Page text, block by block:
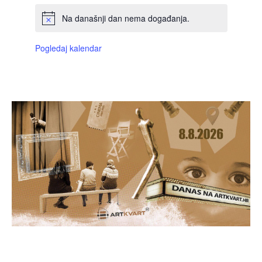
Na današnji dan nema događanja.
Pogledaj kalendar